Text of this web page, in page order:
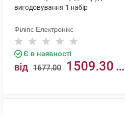
вигодовування 1 набір
Філіпс Електронікс
Є в наявності
від 1677.00 1509.30